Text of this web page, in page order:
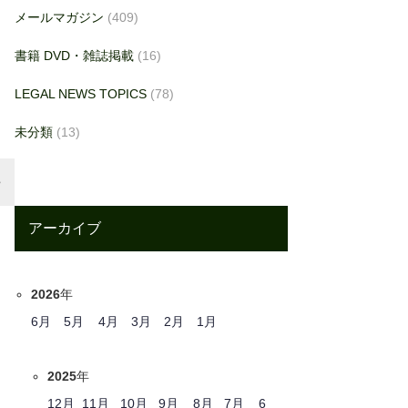
メールマガジン (409)
書籍 DVD・雑誌掲載 (16)
LEGAL NEWS TOPICS (78)
未分類 (13)
アーカイブ
2026年
6月
5月 4月 3月 2月 1月
2025年
12月
11月 10月 9月 8月 7月 6